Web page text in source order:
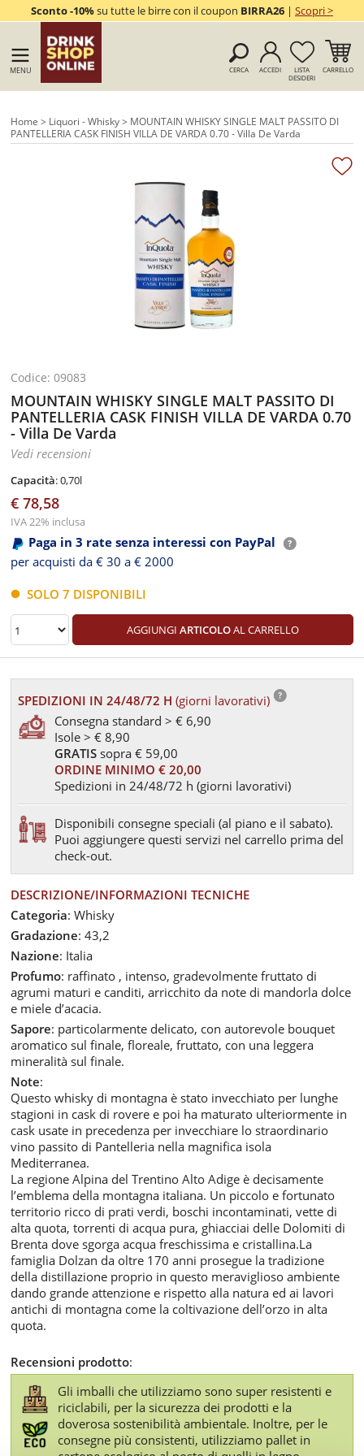
Sconto -10%su tutte le birre con il coupon BIRRA26| Scopri >
MENU CERCA ACCEDI
LISTA
DESIDERI
CARRELLO
Home > Liquori - Whisky> MOUNTAIN WHISKY SINGLE MALT PASSITO DI
PANTELLERIA CASK FINISH VILLA DE VARDA 0.70 - Villa De Varda
Codice: 09083
MOUNTAIN WHISKY SINGLE MALT PASSITO DI
PANTELLERIA CASK FINISH VILLA DE VARDA 0.70
- Villa De Varda
Vedi recensioni
Capacità: 0,70l
€ 78,58
IVA 22% inclusa
Paga in 3 rate senza interessi con PayPal
per acquisti da € 30 a € 2000
SOLO 7 DISPONIBILI
AGGIUNGI ARTICOLOAL CARRELLO
SPEDIZIONI IN 24/48/72 H(giorni lavorativi)
Consegna standard > € 6,90
Isole > € 8,90
GRATIS sopra € 59,00
ORDINE MINIMO € 20,00
Spedizioni in 24/48/72 h (giorni lavorativi)
Disponibili consegne speciali (al piano e il sabato).
Puoi aggiungere questi servizi nel carrello prima del
check-out.
DESCRIZIONE/INFORMAZIONI TECNICHE
Categoria: Whisky
Gradazione: 43,2
Nazione: Italia
Profumo: raffinato , intenso, gradevolmente fruttato di
agrumi maturi e canditi, arricchito da note di mandorla dolce
e miele d’acacia.
Sapore: particolarmente delicato, con autorevole bouquet
aromatico sul finale, floreale, fruttato, con una leggera
mineralità sul finale.
Note:
Questo whisky di montagna è stato invecchiato per lunghe
stagioni in cask di rovere e poi ha maturato ulteriormente in
cask usate in precedenza per invecchiare lo straordinario
vino passito di Pantelleria nella magnifica isola
Mediterranea.
La regione Alpina del Trentino Alto Adige è decisamente
l’emblema della montagna italiana. Un piccolo e fortunato
territorio ricco di prati verdi, boschi incontaminati, vette di
alta quota, torrenti di acqua pura, ghiacciai delle Dolomiti di
Brenta dove sgorga acqua freschissima e cristallina.La
famiglia Dolzan da oltre 170 anni prosegue la tradizione
della distillazione proprio in questo meraviglioso ambiente
dando grande attenzione e rispetto alla natura ed ai lavori
antichi di montagna come la coltivazione dell’orzo in alta
quota.
Recensioni prodotto:
Gli imballi che utilizziamo sono super resistenti e
riciclabili, per la sicurezza dei prodotti e la
doverosa sostenibilità ambientale. Inoltre, per le
consegne più consistenti, utilizziamo pallet in